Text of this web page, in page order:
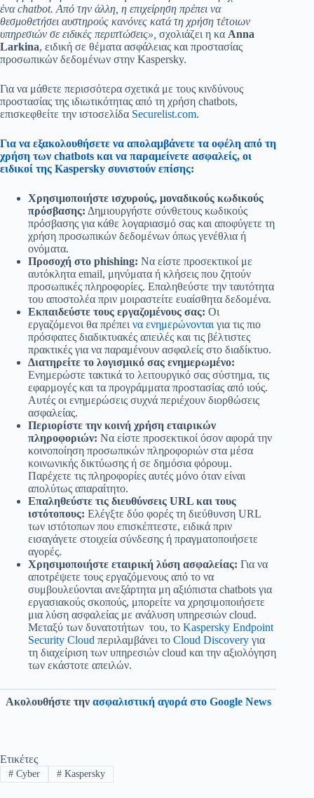
ένα chatbot. Από την άλλη, η επιχείρηση πρέπει να
θεσμοθετήσει αυστηρούς κανόνες κατά τη χρήση τέτοιων
υπηρεσιών σε ειδικές περιπτώσεις», σχολιάζει η κα Anna
Larkina, ειδική σε θέματα ασφάλειας και προστασίας
προσωπικών δεδομένων στην Kaspersky.
Για να μάθετε περισσότερα σχετικά με τους κινδύνους
προστασίας της ιδιωτικότητας από τη χρήση chatbots,
επισκεφθείτε την ιστοσελίδα Securelist.com.
Για να εξακολουθήσετε να απολαμβάνετε τα οφέλη από τη
χρήση των chatbots και να παραμείνετε ασφαλείς, οι
ειδικοί της Kaspersky συνιστούν επίσης:
Χρησιμοποιήστε ισχυρούς, μοναδικούς κωδικούς
πρόσβασης: Δημιουργήστε σύνθετους κωδικούς
πρόσβασης για κάθε λογαριασμό σας και αποφύγετε τη
χρήση προσωπικών δεδομένων όπως γενέθλια ή
ονόματα.
Προσοχή στο phishing: Να είστε προσεκτικοί με
αυτόκλητα email, μηνύματα ή κλήσεις που ζητούν
προσωπικές πληροφορίες. Επαληθεύστε την ταυτότητα
του αποστολέα πριν μοιραστείτε ευαίσθητα δεδομένα.
Εκπαιδεύστε τους εργαζομένους σας: Οι
εργαζόμενοι θα πρέπει να ενημερώνονται για τις πιο
πρόσφατες διαδικτυακές απειλές και τις βέλτιστες
πρακτικές για να παραμένουν ασφαλείς στο διαδίκτυο.
Διατηρείτε το λογισμικό σας ενημερωμένο:
Ενημερώστε τακτικά το λειτουργικό σας σύστημα, τις
εφαρμογές και τα προγράμματα προστασίας από ιούς.
Αυτές οι ενημερώσεις συχνά περιέχουν διορθώσεις
ασφαλείας.
Περιορίστε την κοινή χρήση εταιρικών
πληροφοριών: Να είστε προσεκτικοί όσον αφορά την
κοινοποίηση προσωπικών πληροφοριών στα μέσα
κοινωνικής δικτύωσης ή σε δημόσια φόρουμ.
Παρέχετε τις πληροφορίες αυτές μόνο όταν είναι
απολύτως απαραίτητο.
Επαληθεύστε τις διευθύνσεις URL και τους
ιστότοπους: Ελέγξτε δύο φορές τη διεύθυνση URL
των ιστότοπων που επισκέπτεστε, ειδικά πριν
εισαγάγετε στοιχεία σύνδεσης ή πραγματοποιήσετε
αγορές.
Χρησιμοποιήστε εταιρική λύση ασφαλείας: Για να
αποτρέψετε τους εργαζόμενους από το να
συμβουλεύονται ανεξάρτητα μη αξιόπιστα chatbots για
εργασιακούς σκοπούς, μπορείτε να χρησιμοποιήσετε
μια λύση ασφαλείας με ανάλυση υπηρεσιών cloud.
Μεταξύ των δυνατοτήτων του, το Kaspersky Endpoint
Security Cloud περιλαμβάνει το Cloud Discovery για
τη διαχείριση των υπηρεσιών cloud και την αξιολόγηση
των εκάστοτε απειλών.
Ακολουθήστε την ασφαλιστική αγορά στο Google News
Ετικέτες
#Cyber #Kaspersky